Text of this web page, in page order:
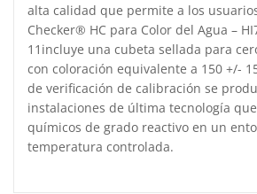
alta calidad que permite a los
Checker® HC para Color del Agua –
11incluye una cubeta sellada para
con coloración equivalente a 150 +/-
de verificación de calibración se
instalaciones de última tecnología
químicos de grado reactivo en un
temperatura controlada.